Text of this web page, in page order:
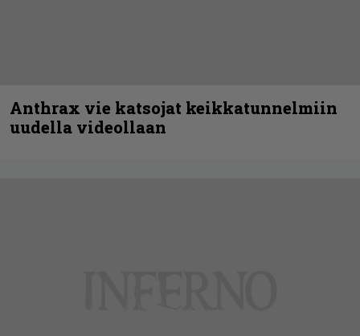
Anthrax vie katsojat keikkatunnelmiin
uudella videollaan